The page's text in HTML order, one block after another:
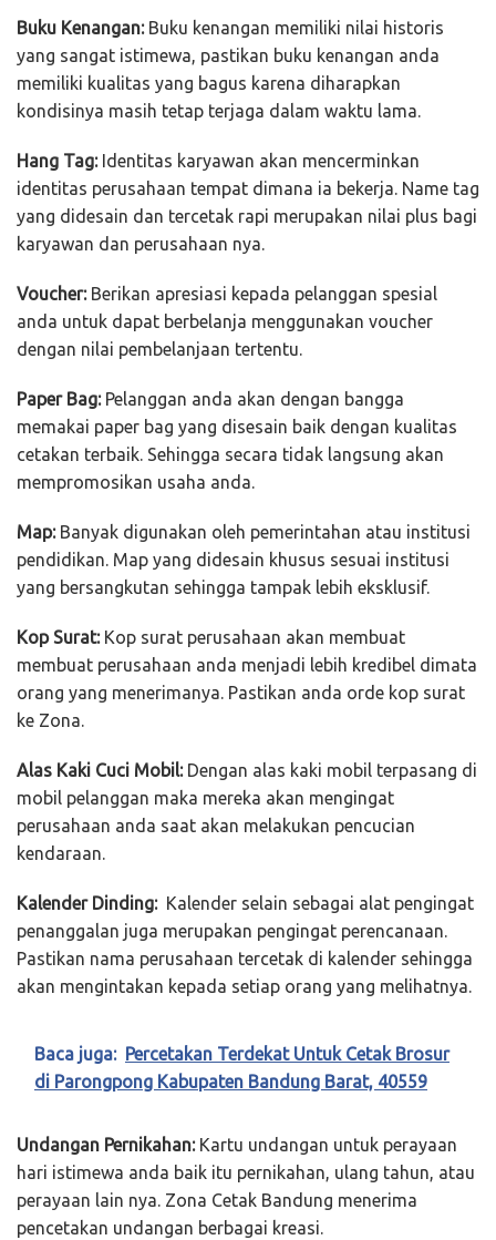
Buku Kenangan:Buku kenangan memiliki nilai historis
yang sangat istimewa, pastikan buku kenangan anda
memiliki kualitas yang bagus karena diharapkan
kondisinya masih tetap terjaga dalam waktu lama.
Hang Tag:Identitas karyawan akan mencerminkan
identitas perusahaan tempat dimana ia bekerja. Name tag
yang didesain dan tercetak rapi merupakan nilai plus bagi
karyawan dan perusahaan nya.
Voucher:Berikan apresiasi kepada pelanggan spesial
anda untuk dapat berbelanja menggunakan voucher
dengan nilai pembelanjaan tertentu.
Paper Bag:Pelanggan anda akan dengan bangga
memakai paper bag yang disesain baik dengan kualitas
cetakan terbaik. Sehingga secara tidak langsung akan
mempromosikan usaha anda.
Map:Banyak digunakan oleh pemerintahan atau institusi
pendidikan. Map yang didesain khusus sesuai institusi
yang bersangkutan sehingga tampak lebih eksklusif.
Kop Surat:Kop surat perusahaan akan membuat
membuat perusahaan anda menjadi lebih kredibel dimata
orang yang menerimanya. Pastikan anda orde kop surat
ke Zona.
Alas Kaki Cuci Mobil:Dengan alas kaki mobil terpasang di
mobil pelanggan maka mereka akan mengingat
perusahaan anda saat akan melakukan pencucian
kendaraan.
Kalender Dinding:Kalender selain sebagai alat pengingat
penanggalan juga merupakan pengingat perencanaan.
Pastikan nama perusahaan tercetak di kalender sehingga
akan mengintakan kepada setiap orang yang melihatnya.
Baca juga:
Percetakan Terdekat Untuk Cetak Brosur
di Parongpong Kabupaten Bandung Barat, 40559
Undangan Pernikahan:Kartu undangan untuk perayaan
hari istimewa anda baik itu pernikahan, ulang tahun, atau
perayaan lain nya. Zona Cetak Bandung menerima
pencetakan undangan berbagai kreasi.